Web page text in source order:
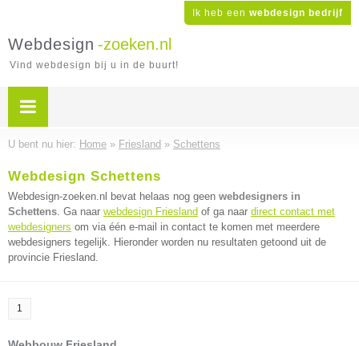
Ik heb een webdesign bedrijf
Webdesign -zoeken.nl
Vind webdesign bij u in de buurt!
U bent nu hier: Home » Friesland » Schettens
Webdesign Schettens
Webdesign-zoeken.nl bevat helaas nog geen webdesigners in
Schettens. Ga naar webdesign Friesland of ga naar direct contact met
webdesigners om via één e-mail in contact te komen met meerdere
webdesigners tegelijk. Hieronder worden nu resultaten getoond uit de
provincie Friesland.
1